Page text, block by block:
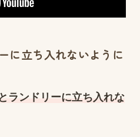
に立ち入れないように
ランドリーに立ち入れな